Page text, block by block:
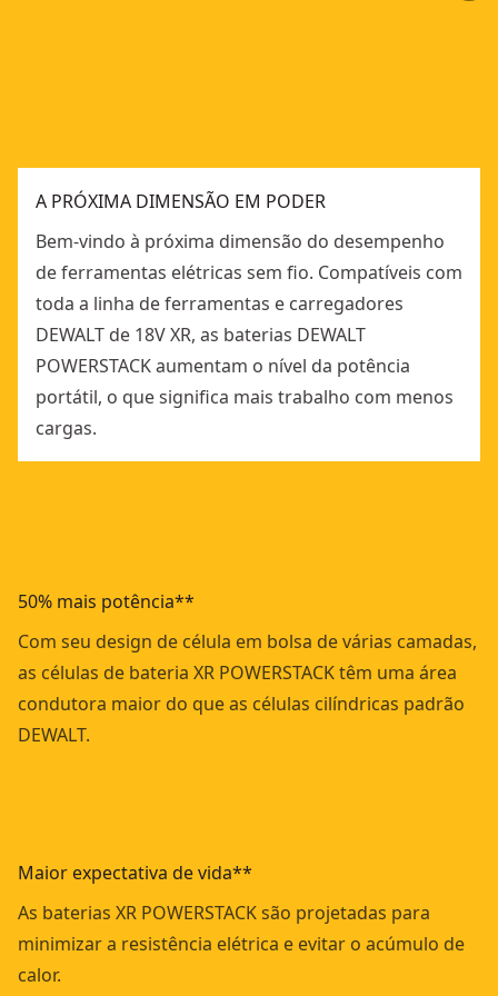
A PRÓXIMA DIMENSÃO EM PODER
Bem-vindo à próxima dimensão do desempenho
de ferramentas elétricas sem fio. Compatíveis com
toda a linha de ferramentas e carregadores
DEWALT de 18V XR, as baterias DEWALT
POWERSTACK aumentam o nível da potência
portátil, o que significa mais trabalho com menos
cargas.
50% mais potência**
Com seu design de célula em bolsa de várias camadas,
as células de bateria XR POWERSTACK têm uma área
condutora maior do que as células cilíndricas padrão
DEWALT.
Maior expectativa de vida**
As baterias XR POWERSTACK são projetadas para
minimizar a resistência elétrica e evitar o acúmulo de
calor.